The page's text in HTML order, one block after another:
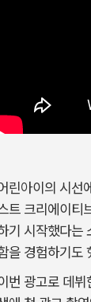
린아이의 시선
트 크리에이티
기 시작했다는
을 경험하기도
번 광고로 데